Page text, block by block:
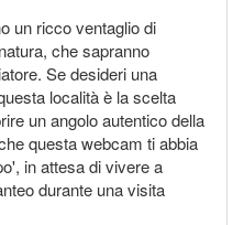
un ricco ventaglio di
che sapranno
Se desideri una
località è la scelta
un angolo autentico della
questa webcam ti abbia
in attesa di vivere a
durante una visita